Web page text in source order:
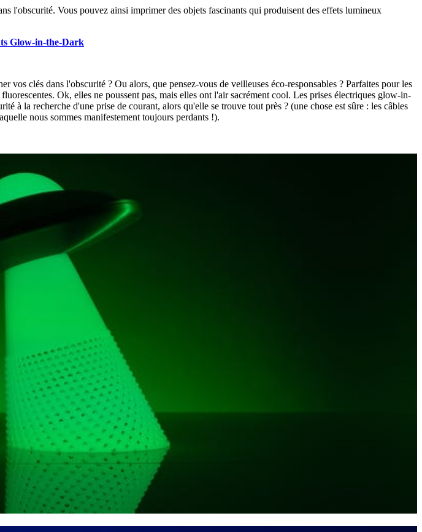
l'obscurité. Vous pouvez ainsi imprimer des objets fascinants qui produisent des effets lumineux
Glow-in-the-Dark
clés dans l'obscurité ? Ou alors, que pensez-vous de veilleuses éco-responsables ? Parfaites pour les
Ok, elles ne poussent pas, mais elles ont l'air sacrément cool. Les prises électriques glow-in-
à la recherche d'une prise de courant, alors qu'elle se trouve tout près ? (une chose est sûre : les câbles
nous sommes manifestement toujours perdants !).